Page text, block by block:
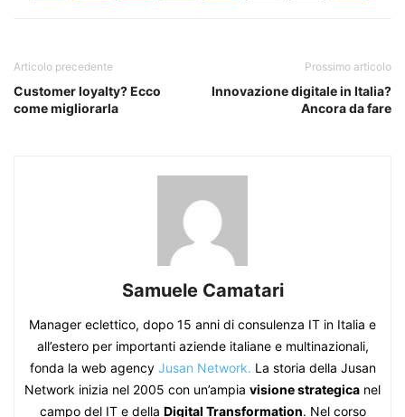
Articolo precedente
Customer loyalty? Ecco
come migliorarla
Prossimo articolo
Innovazione digitale in Italia?
Ancora da fare
Samuele Camatari
Manager eclettico, dopo 15 anni di consulenza IT in Italia e
all’estero per importanti aziende italiane e multinazionali,
fonda la web agency Jusan Network. La storia della Jusan
Network inizia nel 2005 con un’ampia visione strategica nel
campo del IT e della Digital Transformation. Nel corso